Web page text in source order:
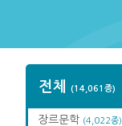
전체 (14,061종)
장르문학 (4,022종)